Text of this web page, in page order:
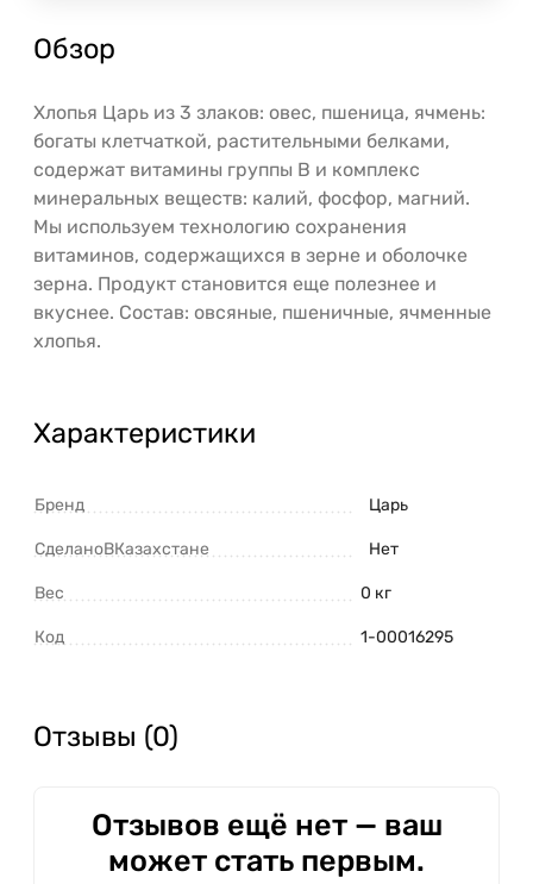
Обзор
Хлопья Царь из 3 злаков: овес, пшеница, ячмень:
богаты клетчаткой, растительными белками,
содержат витамины группы В и комплекс
минеральных веществ: калий, фосфор, магний.
Мы используем технологию сохранения
витаминов, содержащихся в зерне и оболочке
зерна. Продукт становится еще полезнее и
вкуснее. Состав: овсяные, пшеничные, ячменные
хлопья.
Характеристики
Бренд Царь
СделаноВКазахстане Нет
Вес 0 кг
Код 1-00016295
Отзывы (0)
Отзывов ещё нет — ваш
может стать первым.